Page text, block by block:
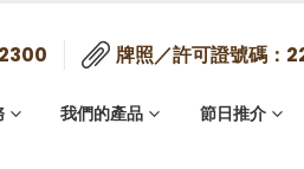
牌照／許可證號碼：
我們的產品 節日推介